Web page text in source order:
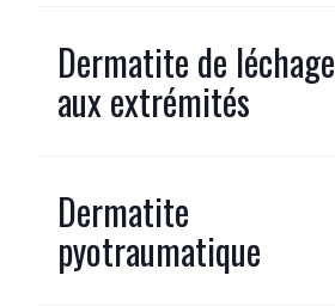
Dermatite de léchage
aux extrémités
Dermatite
pyotraumatique